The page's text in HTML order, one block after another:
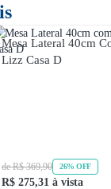
Mesa Lateral 40cm
Lizz Casa D
de R$ 369,90 26% OFF
R$ 275,31 à vista